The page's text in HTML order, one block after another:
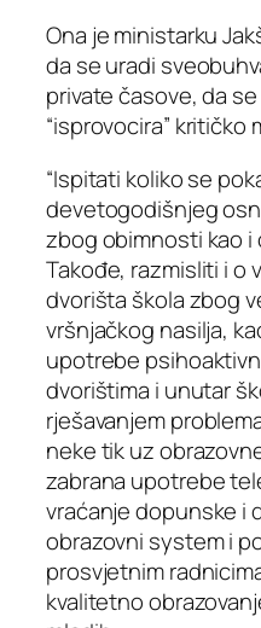
Ona je ministarku
da se uradi
private časove, da
“isprovocira” kritičko
“Ispitati koliko se
devetogodišnjeg
zbog obimnosti kao i
Takođe, razmisliti i o
dvorišta škola zbog
vršnjačkog nasilja,
upotrebe
dvorištima i unutar
rješavanjem
neke tik uz
zabrana upotrebe
vraćanje dopunske i
obrazovni system i
prosvjetnim
kvalitetno